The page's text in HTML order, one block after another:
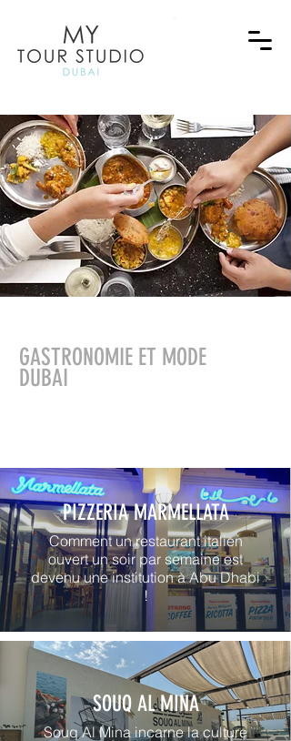
GASTRONOMIE ET MODE
DUBAI
PIZZERIA MARMELLATA
Comment un restaurant italien
ouvert un soir par semaine est
devenu une institution à Abu Dhabi
!
SOUQ AL MINA
Souq Al Mina incarne la culture